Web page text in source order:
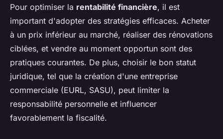
Pour optimiser la rentabilité financière, il est
important d'adopter des stratégies efficaces. Acheter
à un prix inférieur au marché, réaliser des rénovations
ciblées, et vendre au moment opportun sont des
pratiques courantes. De plus, choisir le bon statut
juridique, tel que la création d'une entreprise
commerciale (EURL, SASU), peut limiter la
responsabilité personnelle et influencer
favorablement la fiscalité.